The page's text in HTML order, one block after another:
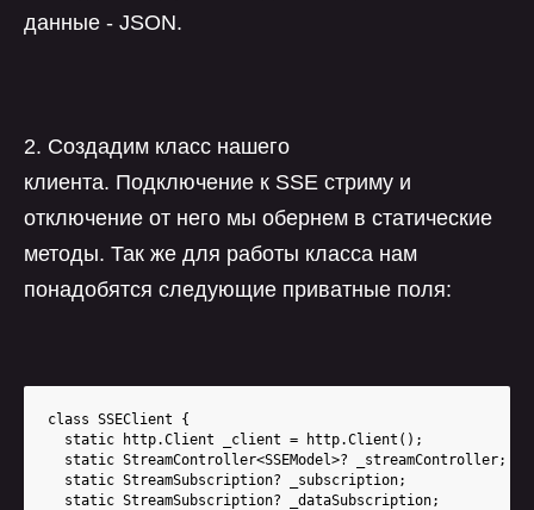
данные - JSON.
2. Создадим класс нашего
клиента. Подключение к SSE стриму и
отключение от него мы обернем в статические
методы. Так же для работы класса нам
понадобятся следующие приватные поля:
class SSEClient {
  static http.Client _client = http.Client();
  static StreamController<SSEModel>? _streamController;
  static StreamSubscription? _subscription;
  static StreamSubscription? _dataSubscription;